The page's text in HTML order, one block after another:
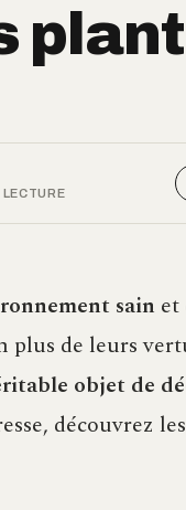
sain
plus de leurs
objet de
découvrez